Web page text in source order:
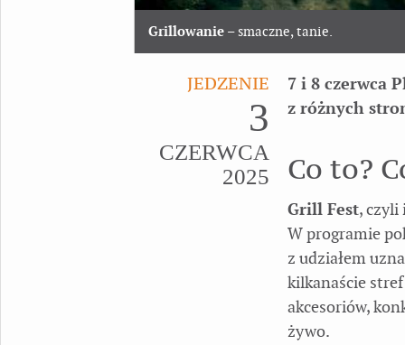
Grillowanie – smaczne, tanie.
JEDZENIE
3
CZERWCA
2025
7 i 8 czerwca
z różnych
Co to?
Grill Fest, czyli
W programie
z udziałem
kilkanaście
akcesoriów,
żywo.